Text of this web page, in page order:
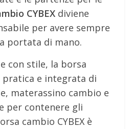
CYBEX diviene
per avere sempre
portata di mano.
con stile, la borsa
pratica e integrata di
materassino cambio e
per contenere gli
cambio CYBEX è